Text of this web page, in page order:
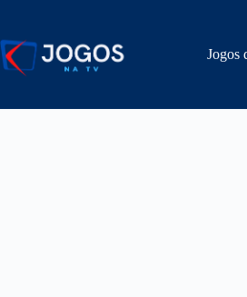
o
conteúdo
Jogos